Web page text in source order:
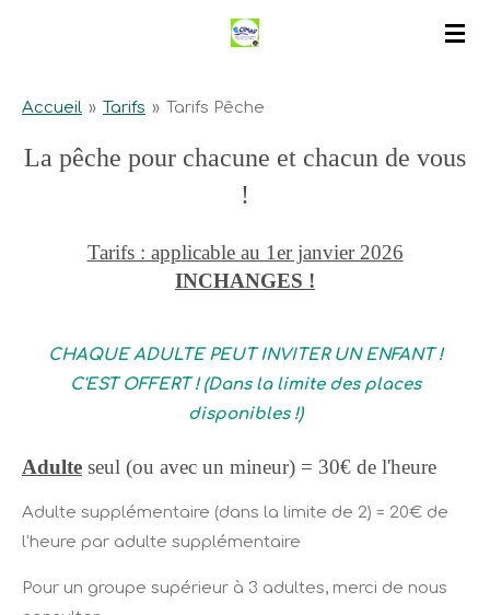
principal
Accueil » Tarifs » Tarifs Pêche
La pêche pour chacune et chacun de vous
!
Tarifs : applicable au 1er janvier 2026
INCHANGES !
CHAQUE ADULTE PEUT INVITER UN ENFANT !
C'EST OFFERT ! (Dans la limite des places
disponibles !)
Adulte seul (ou avec un mineur) = 30€ de l'heure
Adulte supplémentaire (dans la limite de 2) = 20€ de
l'heure par adulte supplémentaire
Pour un groupe supérieur à 3 adultes, merci de nous